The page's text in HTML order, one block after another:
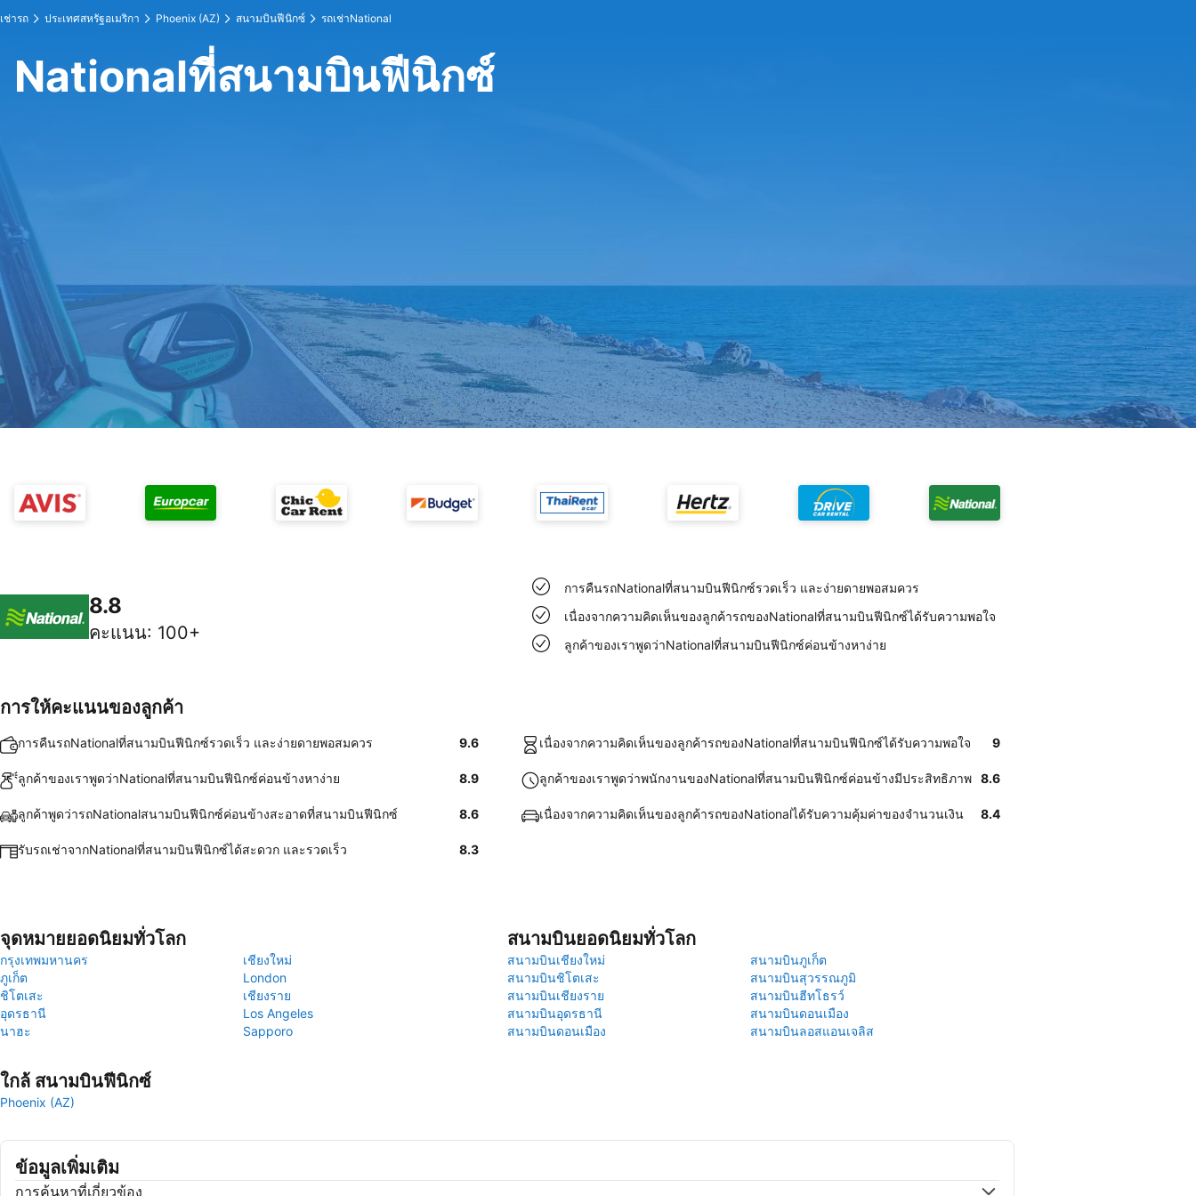
เช่ารถ ประเทศสหรัฐอเมริกา Phoenix (AZ) สนามบินฟีนิกซ์ รถเช่าNational
Nationalที่สนามบินฟีนิกซ์
8.8
คะแนน: 100+
การคืนรถNationalที่สนามบินฟีนิกซ์รวดเร็ว และง่ายดายพอสมควร
เนื่องจากความคิดเห็นของลูกค้ารถของNationalที่สนามบินฟีนิกซ์ได้รับความพอใจ
ลูกค้าของเราพูดว่าNationalที่สนามบินฟีนิกซ์ค่อนข้างหาง่าย
การให้คะแนนของลูกค้า
การคืนรถNationalที่สนามบินฟีนิกซ์รวดเร็ว และง่ายดายพอสมควร 9.6 เนื่องจากความคิดเห็นของลูกค้ารถของNationalที่สนามบินฟีนิกซ์ได้รับความพอใจ 9
ลูกค้าของเราพูดว่าNationalที่สนามบินฟีนิกซ์ค่อนข้างหาง่าย 8.9 ลูกค้าของเราพูดว่าพนักงานของNationalที่สนามบินฟีนิกซ์ค่อนข้างมีประสิทธิภาพ 8.6
ลูกค้าพูดว่ารถNationalสนามบินฟีนิกซ์ค่อนข้างสะอาดที่สนามบินฟีนิกซ์ 8.6 เนื่องจากความคิดเห็นของลูกค้ารถของNationalได้รับความคุ้มค่าของจำนวนเงิน 8.4
รับรถเช่าจากNationalที่สนามบินฟีนิกซ์ได้สะดวก และรวดเร็ว 8.3
จุดหมายยอดนิยมทั่วโลก
กรุงเทพมหานคร
เชียงใหม่
ภูเก็ต
London
ชิโตเสะ
เชียงราย
อุดรธานี
Los Angeles
นาฮะ
Sapporo
สนามบินยอดนิยมทั่วโลก
สนามบินเชียงใหม่
สนามบินภูเก็ต
สนามบินชิโตเสะ
สนามบินสุวรรณภูมิ
สนามบินเชียงราย
สนามบินฮีทโธรว์
สนามบินอุดรธานี
สนามบินดอนเมือง
สนามบินดอนเมือง
สนามบินลอสแอนเจลิส
ใกล้ สนามบินฟีนิกซ์
Phoenix (AZ)
ข้อมูลเพิ่มเติม
การค้นหาที่เกี่ยวข้อง